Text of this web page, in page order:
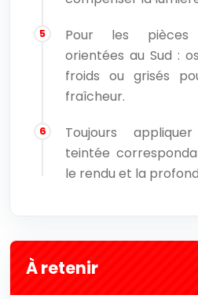
Pour les pièces
orientées au Sud :
froids ou grisés
fraîcheur.
Toujours
teintée
le rendu et la
À retenir